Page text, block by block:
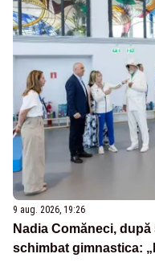
9 aug. 2026, 19:26
Nadia Comăneci,
schimbat gimnastica: